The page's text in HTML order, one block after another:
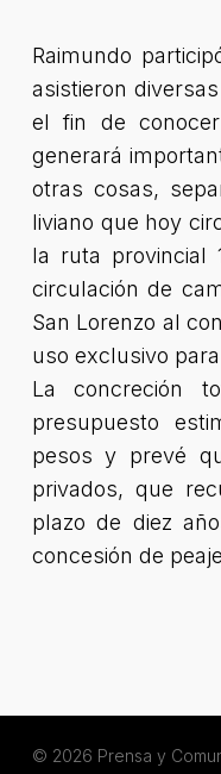
Raimundo
asistieron
el fin de
generará
otras cosas,
liviano que hoy
la ruta provincial
circulación de
San Lorenzo al
uso exclusivo
La concreción
presupuesto
pesos y prevé
privados, que
plazo de diez
concesión de
© 2026 Prensa y